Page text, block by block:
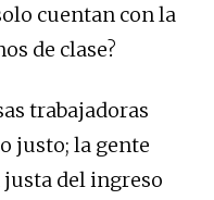
cuentan con la
de clase?
trabajadoras
justo; la gente
del ingreso